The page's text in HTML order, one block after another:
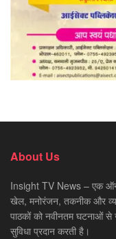
About Us
Insight TV News – एक
खेल, मनोरंजन, तकनीक और
पाठकों को नवीनतम घटनाओं
सुविधा प्रदान करती है।